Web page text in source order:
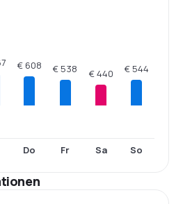
€ 608
Do
€ 538
Fr
€ 440
Sa
€ 544
So